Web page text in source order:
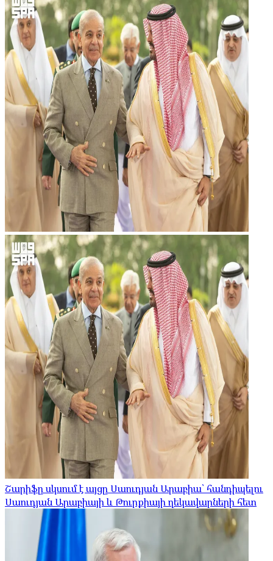
Շարիֆը սկսում է այցը Սաուդյան Արաբիա՝ հանդիպելու
Սաուդյան Արաբիայի և Թուրքիայի ղեկավարների հետ